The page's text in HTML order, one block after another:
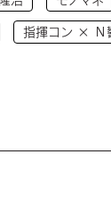
指揮コン × Ｎ